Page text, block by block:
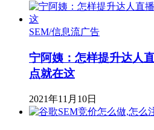
SEM/信息流广告
宁阿姨：怎样提升达人
点就在这
2021年11月10日